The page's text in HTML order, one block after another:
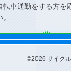
車通勤をする方を
©2026 サイク